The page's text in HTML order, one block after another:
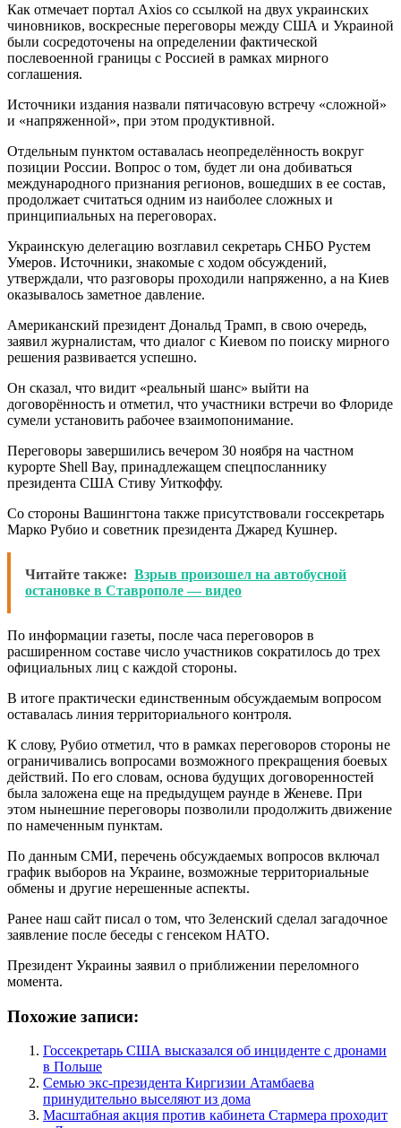
Как отмечает портал Axios со ссылкой на двух украинских
чиновников, воскресные переговоры между США и Украиной
были сосредоточены на определении фактической
послевоенной границы с Россией в рамках мирного
соглашения.
Источники издания назвали пятичасовую встречу «сложной»
и «напряженной», при этом продуктивной.
Отдельным пунктом оставалась неопределённость вокруг
позиции России. Вопрос о том, будет ли она добиваться
международного признания регионов, вошедших в ее состав,
продолжает считаться одним из наиболее сложных и
принципиальных на переговорах.
Украинскую делегацию возглавил секретарь СНБО Рустем
Умеров. Источники, знакомые с ходом обсуждений,
утверждали, что разговоры проходили напряженно, а на Киев
оказывалось заметное давление.
Американский президент Дональд Трамп, в свою очередь,
заявил журналистам, что диалог с Киевом по поиску мирного
решения развивается успешно.
Он сказал, что видит «реальный шанс» выйти на
договорённость и отметил, что участники встречи во Флориде
сумели установить рабочее взаимопонимание.
Переговоры завершились вечером 30 ноября на частном
курорте Shell Bay, принадлежащем спецпосланнику
президента США Стиву Уиткоффу.
Со стороны Вашингтона также присутствовали госсекретарь
Марко Рубио и советник президента Джаред Кушнер.
Читайте также: Взрыв произошел на автобусной
остановке в Ставрополе — видео
По информации газеты, после часа переговоров в
расширенном составе число участников сократилось до трех
официальных лиц с каждой стороны.
В итоге практически единственным обсуждаемым вопросом
оставалась линия территориального контроля.
К слову, Рубио отметил, что в рамках переговоров стороны не
ограничивались вопросами возможного прекращения боевых
действий. По его словам, основа будущих договоренностей
была заложена еще на предыдущем раунде в Женеве. При
этом нынешние переговоры позволили продолжить движение
по намеченным пунктам.
По данным СМИ, перечень обсуждаемых вопросов включал
график выборов на Украине, возможные территориальные
обмены и другие нерешенные аспекты.
Ранее наш сайт писал о том, что Зеленский сделал загадочное
заявление после беседы с генсеком НАТО.
Президент Украины заявил о приближении переломного
момента.
Похожие записи:
Госсекретарь США высказался об инциденте с дронами
в Польше
Семью экс-президента Киргизии Атамбаева
принудительно выселяют из дома
Масштабная акция против кабинета Стармера проходит